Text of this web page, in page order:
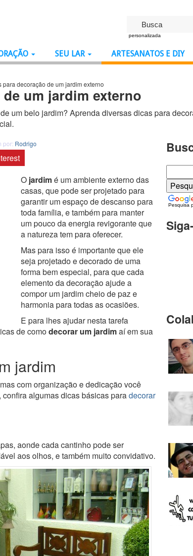
personalizada
SEU LAR ARTESANATOS E DIY
para decoração de um jardim externo
um jardim externo
um belo jardim? Aprenda diversas dicas para
por: Rodrigo
O jardimé um ambiente externo das
casas, que pode ser projetado para
garantir um espaço de descanso para
toda família, e também para manter
um pouco da energia revigorante que
a natureza tem para oferecer.
Mas para isso é importante que ele
seja projetado e decorado de uma
forma bem especial, para que cada
elemento da decoração ajude a
compor um jardim cheio de paz e
harmonia para todas as ocasiões.
E para lhes ajudar nesta tarefa
de comodecorar um jardimaí em sua
jardim
com organização e dedicação você
algumas dicas básicas paradecorar
aonde cada cantinho pode ser
aos olhos, e também muito convidativo.
Pesquisa